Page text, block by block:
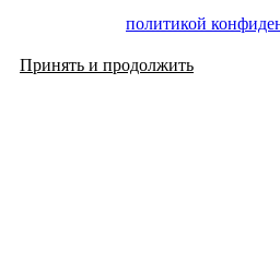
политикой
Принять и продолжить